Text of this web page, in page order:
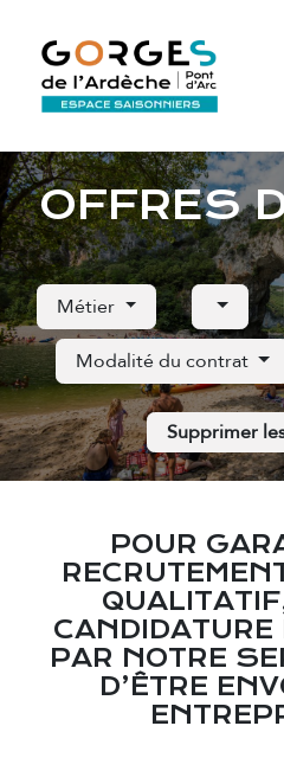
OFFRES
Métier
Modalité du contrat
Supprimer
POUR
CANDIDATURE
PAR NOTRE
D’ÊTRE